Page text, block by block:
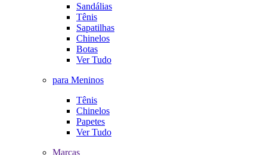
Sandálias
Tênis
Sapatilhas
Chinelos
Botas
Ver Tudo
para Meninos
Tênis
Chinelos
Papetes
Ver Tudo
Marcas